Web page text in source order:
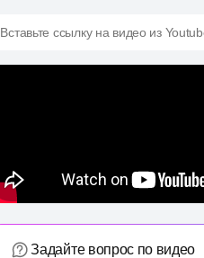
Вставьте ссылку на видео из
Задайте вопрос по видео